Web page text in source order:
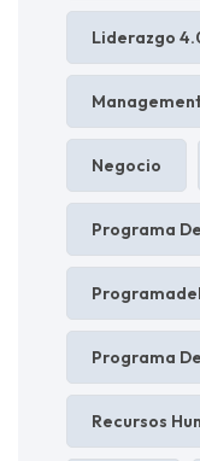
Liderazgo
Negocio
Programa
Programa
Recursos